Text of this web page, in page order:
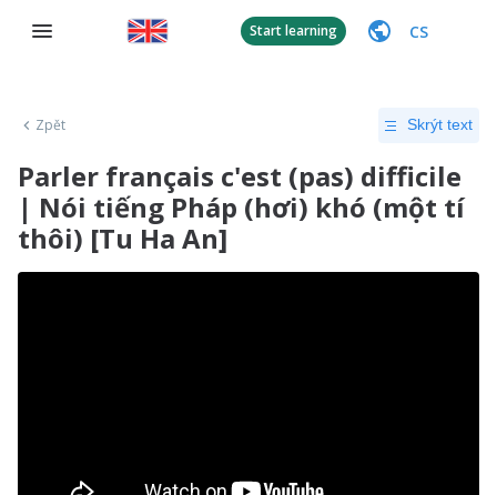
Start learning CS
Zpět Skrýt text
Parler français c'est (pas) difficile
| Nói tiếng Pháp (hơi) khó (một tí
thôi) [Tu Ha An]